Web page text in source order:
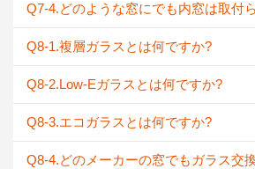
Q7-4.どのような窓にでも内窓は取付
Q8-1.複層ガラスとは何ですか?
Q8-2.Low-Eガラスとは何ですか?
Q8-3.エコガラスとは何ですか?
Q8-4.どのメーカーの窓でもガラス交